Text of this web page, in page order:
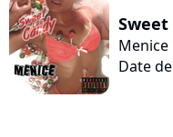
Sweet
Menice
Date